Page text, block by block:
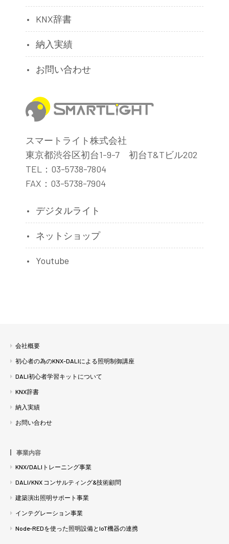
KNX辞書
納入実績
お問い合わせ
スマートライト株式会社
東京都渋谷区初台1-9-7 初台T&Tビル202
TEL：03-5738-7804
FAX：03-5738-7904
デジタルライト
ネットショップ
Youtube
会社概要
初心者の為のKNX-DALIによる照明制御講座
DALI初心者学習キットについて
KNX辞書
納入実績
お問い合わせ
事業内容
KNX/DALIトレーニング事業
DALI/KNX コンサルティング&技術顧問
建築演出照明サポート事業
インテグレーション事業
Node-REDを使った照明設備とIoT機器の連携